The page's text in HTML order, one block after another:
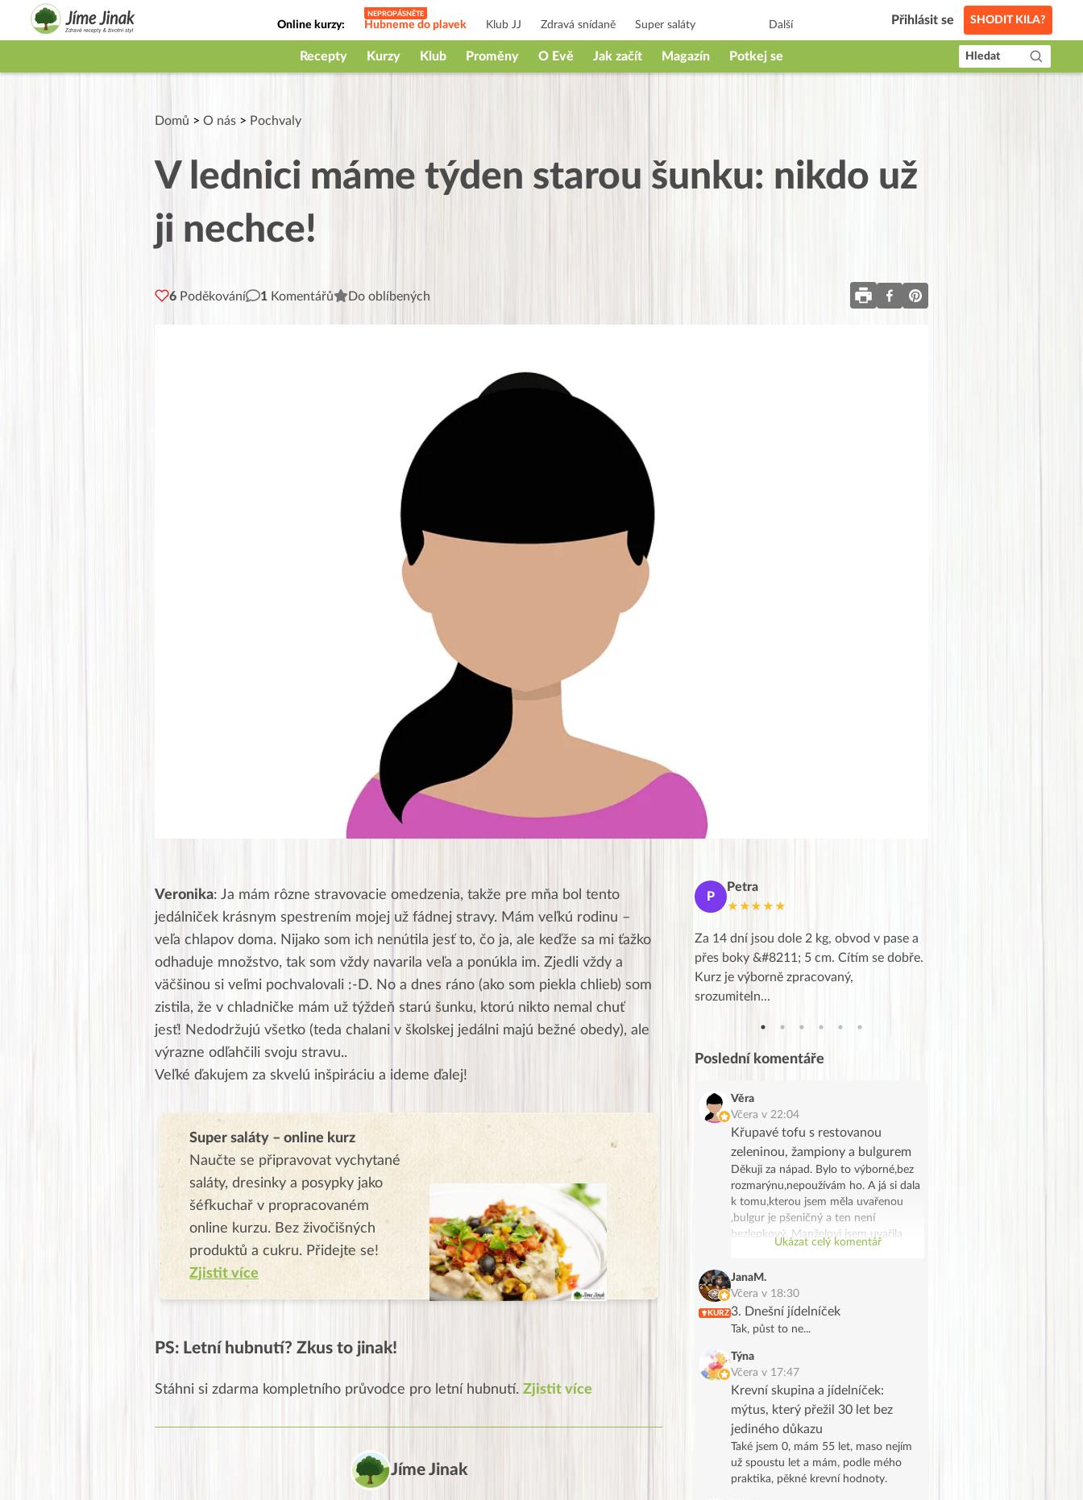
Online kurzy: Hubneme do plavek Klub JJ Zdravá snídaně Super saláty
Jak na babičky
Další Přihlásit se SHODIT KILA?
Recepty Kurzy Klub Proměny O Evě Jak začít Magazín Potkej se Hledat
Domů > O nás > Pochvaly
V lednici máme týden starou šunku: nikdo už
ji nechce!
6 Poděkování 1 Komentářů Do oblíbených
Veronika: Ja mám rôzne stravovacie omedzenia, takže pre mňa bol tento
jedálniček krásnym spestrením mojej už fádnej stravy. Mám veľkú rodinu –
veľa chlapov doma. Nijako som ich nenútila jesť to, čo ja, ale keďže sa mi ťažko
odhaduje množstvo, tak som vždy navarila veľa a ponúkla im. Zjedli vždy a
väčšinou si veľmi pochvalovali :-D. No a dnes ráno (ako som piekla chlieb) som
zistila, že v chladničke mám už týždeň starú šunku, ktorú nikto nemal chuť
jesť! Nedodržujú všetko (teda chalani v školskej jedálni majú bežné obedy), ale
výrazne odľahčili svoju stravu..
Veľké ďakujem za skvelú inšpiráciu a ideme ďalej!
Super saláty – online kurz
Naučte se připravovat vychytané
saláty, dresinky a posypky jako
šéfkuchař v propracovaném
online kurzu. Bez živočišných
produktů a cukru. Přidejte se!
Zjistit více
PS: Letní hubnutí? Zkus to jinak!
Stáhni si zdarma kompletního průvodce pro letní hubnutí. Zjistit více
Jíme Jinak
J
Moc Vám všem děkuji za krásný pátek,
obzvlášť velké poděkování, obdiv a
uznání pro hlavní dvojici Peťa a Gábi!! 👏
P
Petra
★★★★★
Za 14 dní jsou dole 2 kg, obvod v pase a
přes boky &#8211; 5 cm. Cítím se dobře.
Kurz je výborně zpracovaný,
srozumiteln…
Poslední komentáře
Věra
Včera v 22:04
Křupavé tofu s restovanou
zeleninou, žampiony a bulgurem
Děkuji za nápad. Bylo to výborné,bez
rozmarýnu,nepoužívám ho. A já si dala
k tomu,kterou jsem měla uvařenou
,bulgur je pšeničný a ten není
bezlepkový. Manželovi jsem uvařila
bramborové noky .Bylo to chutné a
spotřebovat žampiony a tak se stalo.
Děkuji, manžel na tofu říkal že vypadá
jak škvarky,měla jsem marinované a
ochutila jsem ho trochu Tamaris.
Ukázat celý komentář
KURZ
JanaM.
Včera v 18:30
3. Dnešní jídelníček
Tak, půst to ne...
Týna
Včera v 17:47
Krevní skupina a jídelníček:
mýtus, který přežil 30 let bez
jediného důkazu
Také jsem 0, mám 55 let, maso nejím
už spoustu let a mám, podle mého
praktika, pěkné krevní hodnoty.